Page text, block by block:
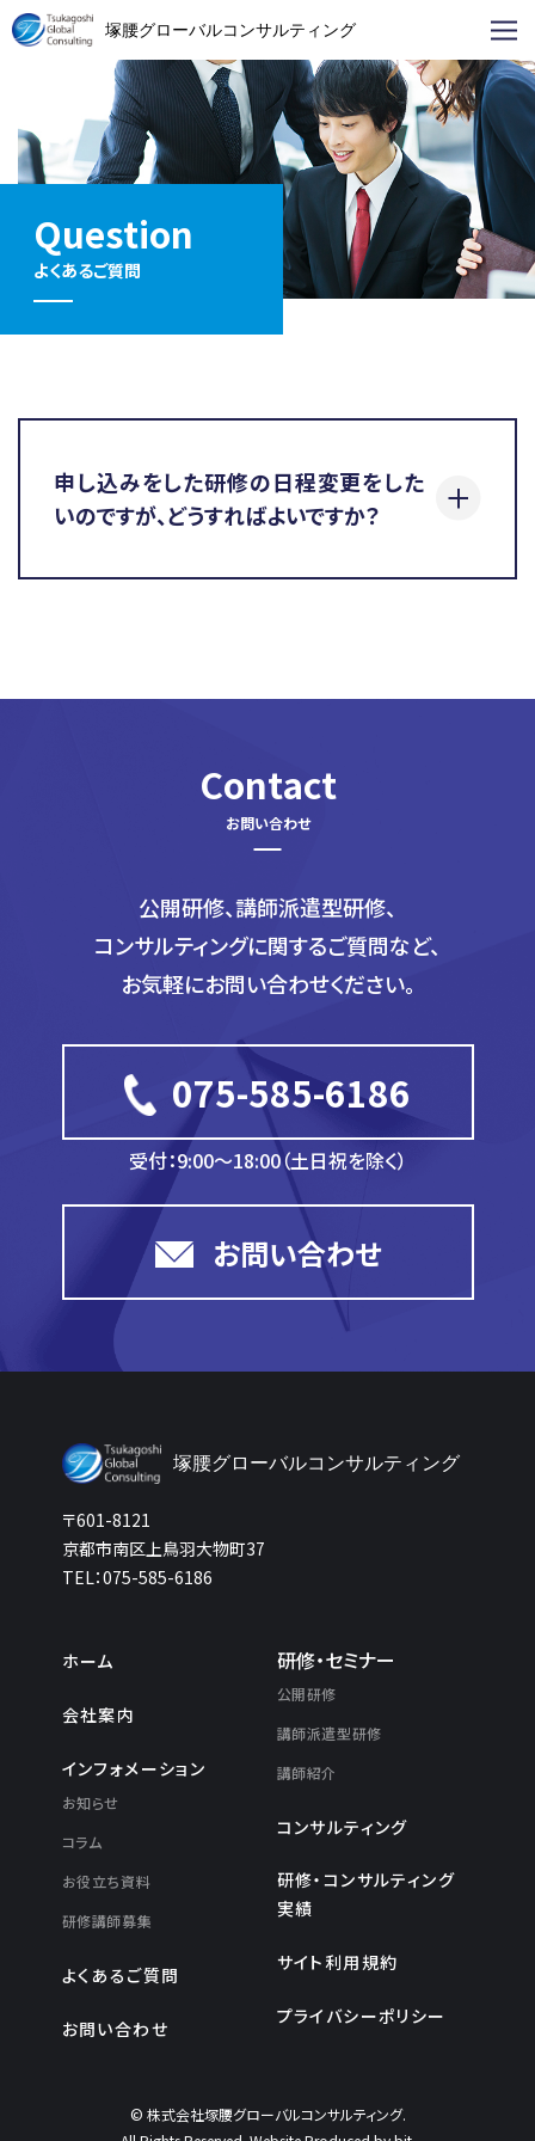
塚腰グローバルコンサルティング
Question
よくあるご質問
申し込みをした研修の⽇程変更をした
いのですが、どうすればよいですか？
Contact
公開研修、講師派遣型研修、
コンサルティングに関するご質問など、
お気軽にお問い合わせください。
075-585-6186
受付：9:00～18:00（土日祝を除く）
お問い合わせ
塚腰グローバルコンサルティング
〒601-8121
京都市南区上鳥羽大物町37
TEL：075-585-6186
ホーム
会社案内
インフォメーション
お知らせ
コラム
お役立ち資料
研修講師募集
よくあるご質問
お問い合わせ
研修・セミナー
公開研修
講師派遣型研修
講師紹介
コンサルティング
研修・コンサルティング
実績
サイト利用規約
プライバシーポリシー
© 株式会社塚腰グローバルコンサルティング.